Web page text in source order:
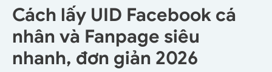
Cách lấy UID Facebook cá
nhân và Fanpage siêu
nhanh, đơn giản 2026